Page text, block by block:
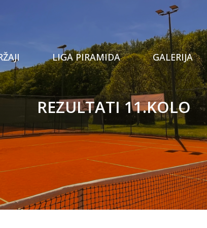
Tenis
Prostor za proslave
Stolni tenis
Privatna teretana
LIGA PIRAMIDA GALERIJA
REZULTATI 11.KOLO